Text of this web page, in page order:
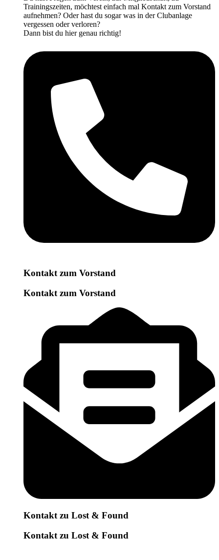
Trainingszeiten, möchtest einfach mal Kontakt zum Vorstand
aufnehmen? Oder hast du sogar was in der Clubanlage
vergessen oder verloren?
Dann bist du hier genau richtig!
Kontakt zum Vorstand
Kontakt zum Vorstand
Kontakt zu Lost & Found
Kontakt zu Lost & Found